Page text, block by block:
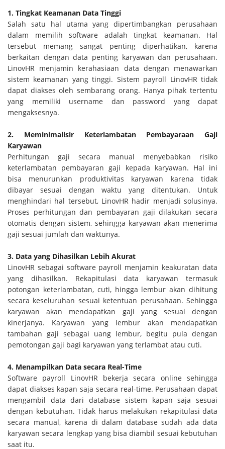
1. Tingkat Keamanan Data Tinggi
Salah satu hal utama yang dipertimbangkan perusahaan
dalam memilih software adalah tingkat keamanan. Hal
tersebut memang sangat penting diperhatikan, karena
berkaitan dengan data penting karyawan dan perusahaan.
LinovHR menjamin kerahasiaan data dengan menawarkan
sistem keamanan yang tinggi. Sistem payroll LinovHR tidak
dapat diakses oleh sembarang orang. Hanya pihak tertentu
yang memiliki username dan password yang dapat
mengaksesnya.
2. Meminimalisir Keterlambatan Pembayaraan Gaji
Karyawan
Perhitungan gaji secara manual menyebabkan risiko
keterlambatan pembayaran gaji kepada karyawan. Hal ini
bisa menurunkan produktivitas karyawan karena tidak
dibayar sesuai dengan waktu yang ditentukan. Untuk
menghindari hal tersebut, LinovHR hadir menjadi solusinya.
Proses perhitungan dan pembayaran gaji dilakukan secara
otomatis dengan sistem, sehingga karyawan akan menerima
gaji sesuai jumlah dan waktunya.
3. Data yang Dihasilkan Lebih Akurat
LinovHR sebagai software payroll menjamin keakuratan data
yang dihasilkan. Rekapitulasi data karyawan termasuk
potongan keterlambatan, cuti, hingga lembur akan dihitung
secara keseluruhan sesuai ketentuan perusahaan. Sehingga
karyawan akan mendapatkan gaji yang sesuai dengan
kinerjanya. Karyawan yang lembur akan mendapatkan
tambahan gaji sebagai uang lembur, begitu pula dengan
pemotongan gaji bagi karyawan yang terlambat atau cuti.
4. Menampilkan Data secara Real-Time
Software payroll LinovHR bekerja secara online sehingga
dapat diakses kapan saja secara real-time. Perusahaan dapat
mengambil data dari database sistem kapan saja sesuai
dengan kebutuhan. Tidak harus melakukan rekapitulasi data
secara manual, karena di dalam database sudah ada data
karyawan secara lengkap yang bisa diambil sesuai kebutuhan
saat itu.